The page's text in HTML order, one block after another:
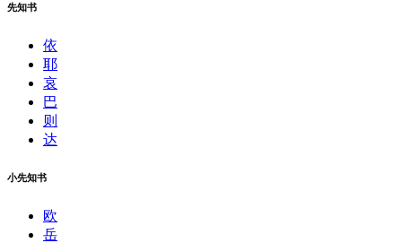
先知书
依
耶
哀
巴
则
达
小先知书
欧
岳